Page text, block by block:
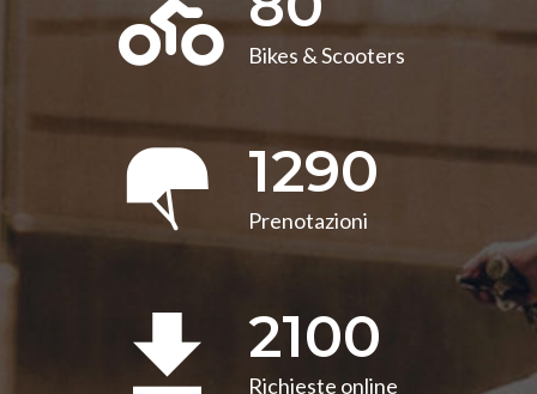
Bikes & Scooters
1290
Prenotazioni
2100
Richieste online